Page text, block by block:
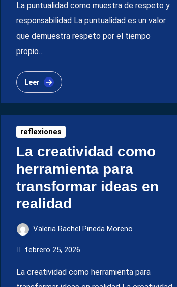
La puntualidad como muestra de respeto y
responsabilidad La puntualidad es un valor
que demuestra respeto por el tiempo
propio…
Leer
reflexiones
La creatividad como
herramienta para
transformar ideas en
realidad
Valeria Rachel Pineda Moreno
febrero 25, 2026
La creatividad como herramienta para